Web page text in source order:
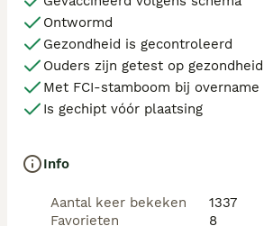
Ontwormd
Gezondheid is gecontroleerd
Ouders zijn getest op gezondheid
Met FCI-stamboom bij overname
Is gechipt vóór plaatsing
Info
Aantal keer bekeken
1337
Favorieten
8